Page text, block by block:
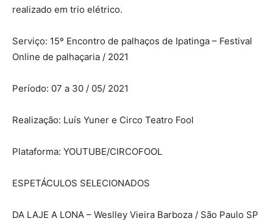
realizado em trio elétrico.
Serviço: 15º Encontro de palhaços de Ipatinga – Festival
Online de palhaçaria / 2021
Período: 07 a 30 / 05/ 2021
Realização: Luís Yuner e Circo Teatro Fool
Plataforma: YOUTUBE/CIRCOFOOL
ESPETÁCULOS SELECIONADOS
DA LAJE A LONA – Weslley Vieira Barboza / São Paulo SP